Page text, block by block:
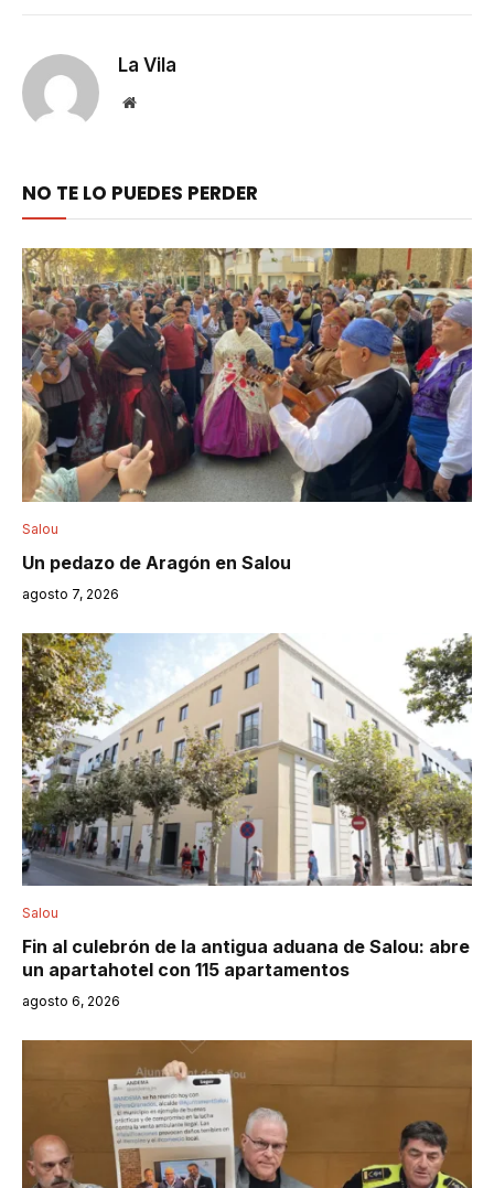
La Vila
Website
NO TE LO PUEDES PERDER
Salou
Un pedazo de Aragón en Salou
agosto 7, 2026
Salou
Fin al culebrón de la antigua aduana de Salou: abre
un apartahotel con 115 apartamentos
agosto 6, 2026